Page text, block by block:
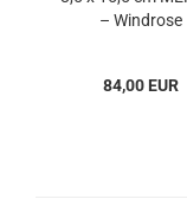
– Windrose
84,00 EUR